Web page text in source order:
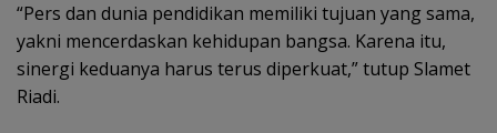
“Pers dan dunia pendidikan memiliki tujuan yang sama,
yakni mencerdaskan kehidupan bangsa. Karena itu,
sinergi keduanya harus terus diperkuat,” tutup Slamet
Riadi.